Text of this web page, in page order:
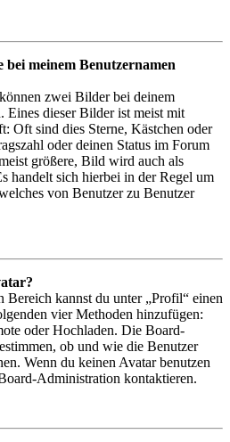
meinem Benutzernamen
zwei Bilder bei deinem
Eines dieser Bilder ist meist mit
Oft sind dies Sterne, Kästchen oder
oder deinen Status im Forum
größere, Bild wird auch als
handelt sich hierbei in der Regel um
von Benutzer zu Benutzer
Bereich kannst du unter „Profil“ einen
vier Methoden hinzufügen:
oder Hochladen. Die Board-
ob und wie die Benutzer
Wenn du keinen Avatar benutzen
Administration kontaktieren.